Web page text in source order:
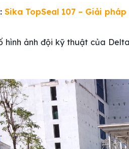
Sika TopSeal 107 – Giải
hình ảnh đội kỹ thuật của